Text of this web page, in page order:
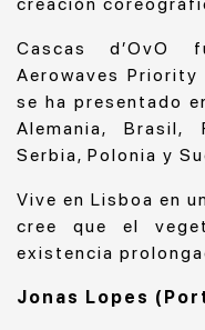
Cascas d’OvO
Aerowaves
se ha presentado
Alemania, Brasil,
Serbia, Polonia y
Vive en Lisboa en
cree que el
existencia
Jonas Lopes